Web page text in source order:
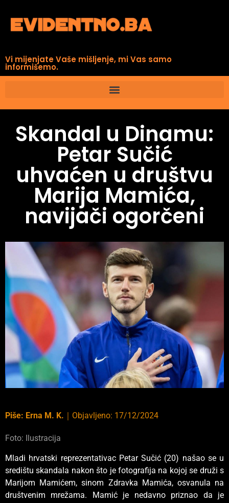
Vi mijenjate Vaše mišljenje, mi Vas samo
informišemo.
Skandal u Dinamu:
Petar Sučić
uhvaćen u društvu
Marija Mamića,
navijači ogorčeni
Piše: Erna M. K. Objavljeno: 17/12/2024
Foto: Ilustracija
Mladi hrvatski reprezentativac Petar Sučić (20) našao se u
središtu skandala nakon što je fotografija na kojoj se druži s
Marijom Mamićem, sinom Zdravka Mamića, osvanula na
društvenim mrežama. Mamić je nedavno priznao da je